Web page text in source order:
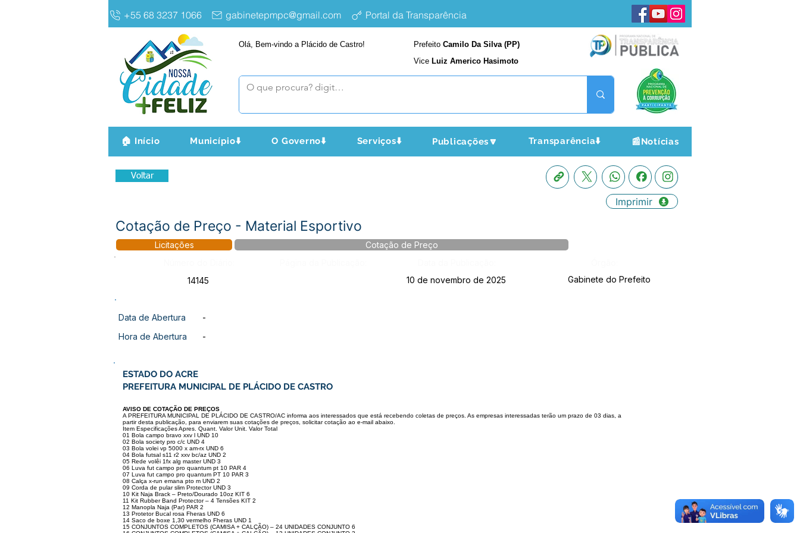
+55 68 3237 1066 gabinetepmpc@gmail.com Portal da Transparência
Olá, Bem-vindo a Plácido de Castro! Prefeito Camilo Da Silva (PP)
Vice Luiz Americo Hasimoto
🏠 Início Município⬇️ O Governo⬇️ Serviços⬇️ Publicações🔽 Transparência⬇️ 📰Notícias
Voltar
Imprimir
Cotação de Preço - Material Esportivo
Licitações
Cotação de Preço
14145
10 de novembro de 2025 Gabinete do Prefeito
Data de Abertura
-
Hora de Abertura
-
ESTADO DO ACRE
PREFEITURA MUNICIPAL DE PLÁCIDO DE CASTRO
AVISO DE COTAÇÃO DE PREÇOS
A PREFEITURA MUNICIPAL DE PLÁCIDO DE CASTRO/AC informa aos interessados que está recebendo coletas de preços. As empresas interessadas terão um prazo de 03 dias, a
partir desta publicação, para enviarem suas cotações de preços, solicitar cotação ao e-mail abaixo.
Item Especificações Apres. Quant. Valor Unit. Valor Total
01 Bola campo bravo xxv l UND 10
02 Bola society pro c/c UND 4
03 Bola volei vp 5000 x am-rx UND 6
04 Bola futsal s11 r2 xxv bc/az UND 2
05 Rede volêi 1fx alg master UND 3
06 Luva fut campo pro quantum pt 10 PAR 4
07 Luva fut campo pro quantum PT 10 PAR 3
08 Calça x-run emana pto m UND 2
09 Corda de pular slim Protector UND 3
10 Kit Naja Brack – Preto/Dourado 10oz KIT 6
11 Kit Rubber Band Protector – 4 Tensões KIT 2
12 Manopla Naja (Par) PAR 2
13 Protetor Bucal rosa Fheras UND 6
14 Saco de boxe 1,30 vermelho Fheras UND 1
15 CONJUNTOS COMPLETOS (CAMISA + CALÇÃO) – 24 UNIDADES CONJUNTO 6